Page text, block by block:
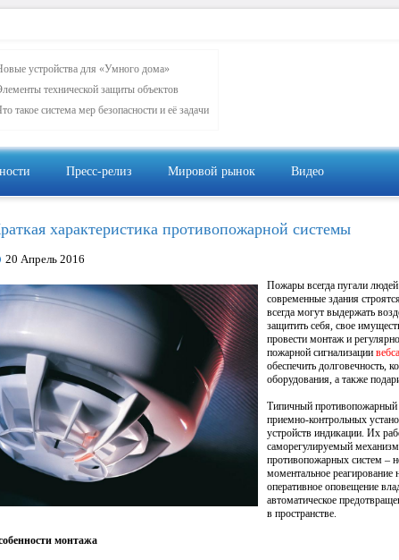
устройства для «Умного дома»
технической защиты объектов
такое система мер безопасности и её задачи
Пресс-релиз Мировой рынок Видео
характеристика противопожарной системы
20 Апрель 2016
Пожары всегда пугали
современные здания
всегда могут выдержать
защитить себя, свое
провести монтаж и
пожарной сигнализации
обеспечить долговечность,
оборудования, а также
Типичный противопожарный
приемно-контрольных
устройств индикации. Их
саморегулируемый
противопожарных систем –
моментальное реагирование
оперативное оповещение
автоматическое
в пространстве.
монтажа